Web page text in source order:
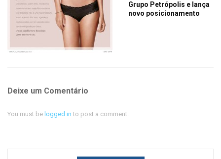
Grupo Petrópolis e lança
novo posicionamento
Deixe um Comentário
You must be logged in to post a comment.